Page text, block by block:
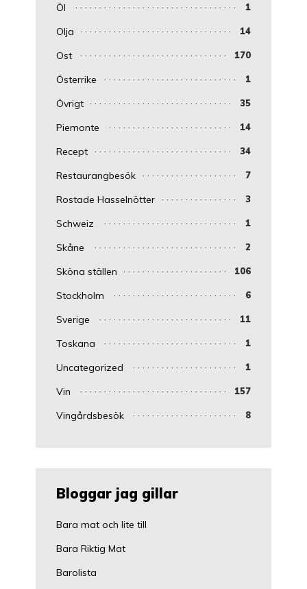
Öl 1
Olja 14
Ost 170
Österrike 1
Övrigt 35
Piemonte 14
Recept 34
Restaurangbesök 7
Rostade Hasselnötter 3
Schweiz 1
Skåne 2
Sköna ställen 106
Stockholm 6
Sverige 11
Toskana 1
Uncategorized 1
Vin 157
Vingårdsbesök 8
Bloggar jag gillar
Bara mat och lite till
Bara Riktig Mat
Barolista